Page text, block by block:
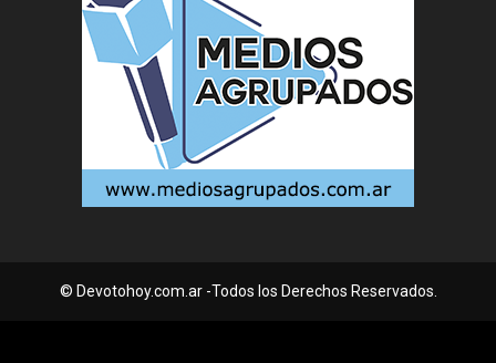
© Devotohoy.com.ar -Todos los Derechos Reservados.